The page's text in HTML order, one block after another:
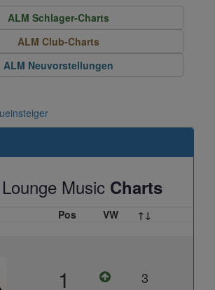
ALM Schlager-Charts
ALM Club-Charts
ALM Neuvorstellungen
Music Charts
Pos VW ↑↓
1 3